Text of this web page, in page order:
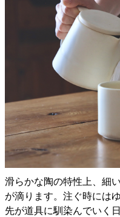
滑らかな陶の特性上、細
が滴ります。注ぐ時には
先が道具に馴染んでいく